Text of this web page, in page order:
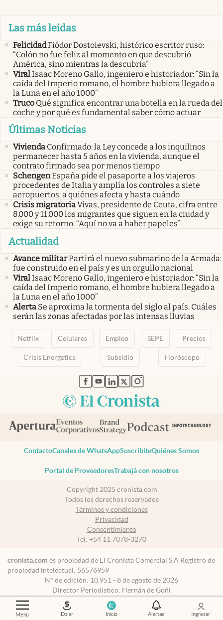
Menú Dolar Inicio Alertas Ingresar
Las más leidas
FelicidadFiódor Dostoievski, histórico escritor ruso:
“Colón no fue feliz al momento en que descubrió
América, sino mientras la descubría”
ViralIsaac Moreno Gallo, ingeniero e historiador: “Sin la
caída del Imperio romano, el hombre hubiera llegado a
la Luna en el año 1000”
Truco Qué significa encontrar una botella en la rueda del
coche y por qué es fundamental saber cómo actuar
Últimas Noticias
Vivienda Confirmado: la Ley concede a los inquilinos
permanecer hasta 5 años en la vivienda, aunque el
contrato firmado sea por menos tiempo
SchengenEspaña pide el pasaporte a los viajeros
procedentes de Italia y amplía los controles a siete
aeropuertos: a quiénes afecta y hasta cuándo
Crisis migratoriaVivas, presidente de Ceuta, cifra entre
8.000 y 11.000 los migrantes que siguen en la ciudad y
exige su retorno: “Aquí no va a haber papeles”
Actualidad
Avance militarPartirá el nuevo submarino de la Armada:
fue construido en el país y es un orgullo nacional
ViralIsaac Moreno Gallo, ingeniero e historiador: “Sin la
caída del Imperio romano, el hombre hubiera llegado a
la Luna en el año 1000”
Alerta Se aproxima la tormenta del siglo al país. Cuáles
serán las zonas afectadas por las intensas lluvias
Netflix Celulares Empleo SEPE Precios
Crisis Energetica Subsidio Horóscopo
abre en nueva pestaña
abre en nueva pestaña
abre en nueva pestaña
abre en nueva pestaña
abre en nueva pestaña
ContactoCanales de WhatsAppSuscribiteQuiénes Somos
Portal de ProveedoresTrabajá con nosotros
Copyright 2025 cronista.com
Todos los derechos reservados
Términos y condiciones
Privacidad
Consentimiento
Tel: +54 11 7078-3270
cronista.com es propiedad de El Cronista Comercial S.A Registro de
propiedad intelectual: 56576959
N° de edición: 10.951 - 8 de agosto de 2026
Director Periodístico: Hernán de Goñi